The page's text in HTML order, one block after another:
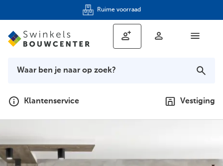
Ruime voorraad
Klantenservice Vestiging